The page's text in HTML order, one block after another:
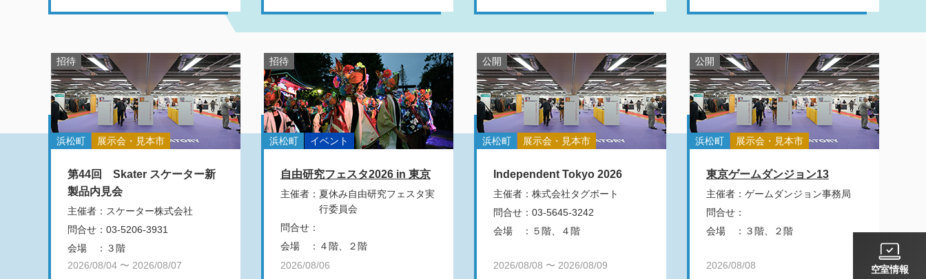
招待
浜松町 展示会・見本市
第44回 Skater スケーター新
製品内見会
主催者 ： スケーター株式会社
問合せ ： 03-5206-3931
会場
： ３階
2026/08/04 〜 2026/08/07
招待
浜松町 イベント
自由研究フェスタ2026 in 東京
主催者 ： 夏休み自由研究フェスタ実
行委員会
問合せ ：
会場
： ４階、２階
2026/08/06
公開
浜松町 展示会・見本市
Independent Tokyo 2026
主催者 ： 株式会社タグボート
問合せ ： 03-5645-3242
会場
： ５階、４階
2026/08/08 〜 2026/08/09
公開
浜松町 展示会・見本市
東京ゲームダンジョン13
主催者 ： ゲームダンジョン事務局
問合せ ：
会場
： ３階、２階
2026/08/08 空室情報